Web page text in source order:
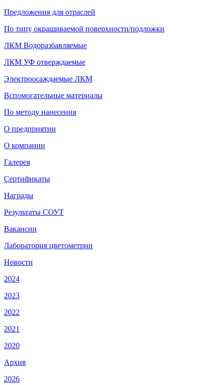
Предложения для отраслей
По типу окрашиваемой поверхности/подложки
ЛКМ Водоразбавляемые
ЛКМ УФ отверждаемые
Электроосаждаемые ЛКМ
Вспомогательные материалы
По методу нанесения
О предприятии
О компании
Галерея
Сертификаты
Награды
Результаты СОУТ
Вакансии
Лаборатория цветометрии
Новости
2024
2023
2022
2021
2020
Архив
2026